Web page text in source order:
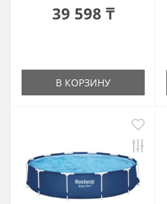
39 598 ₸
В КОРЗИНУ